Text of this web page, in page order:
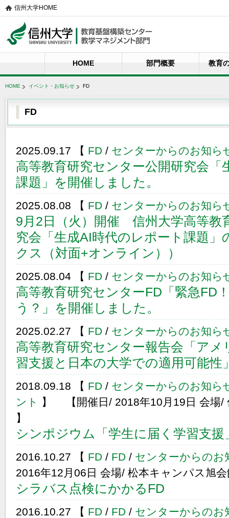
信州大学HOME
信州大学教育基盤構築センター 教学マネジメント部
門
HOME 部門概要 教育
HOME イベント・お知らせ FD
FD
2025.09.17 【 FD / センターからのお知ら
高等教育研究センター公開研究会「
課題」を開催しました。
2025.08.08 【 FD / センターからのお知ら
9月2日（火）開催 信州大学高等教
究会「生成AI時代のレポート課題
クス（対面+オンライン））
2025.08.04 【 FD / センターからのお知ら
高等教育研究センターFD「緊急FD
う？」を開催しました。
2025.02.27 【 FD / センターからのお知ら
高等教育研究センター報告会「ア
習支援と日本の大学での適用可能性
2018.09.18 【 FD / センターからのお知ら
ント
】 【開催日/ 2018年10月19日 会場/
】
シンポジウム「学生に届く学習支援
2016.10.27 【 FD / FD / センターからの
2016年12月06日 会場/ 松本キャンパス旭
シラバス点検にかかるFD
2016.10.27 【 FD / FD / センターからの